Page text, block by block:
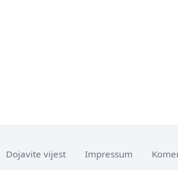
Dojavite vijest Impressum